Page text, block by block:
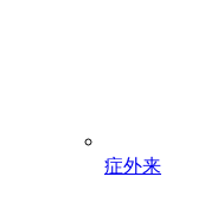
症外来